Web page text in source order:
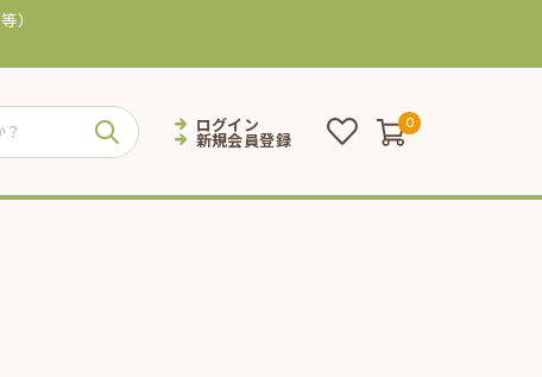
）
ログイン
新規会員登録
0